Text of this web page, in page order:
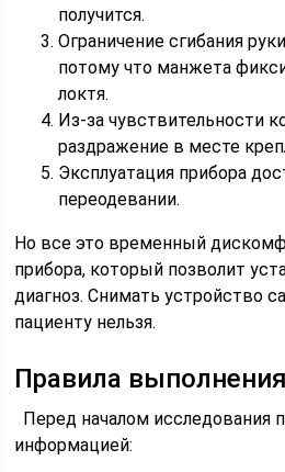
получится.
Ограничение сгибания
потому что манжета
локтя.
Из-за чувствительности
раздражение в месте
Эксплуатация прибора
переодевании.
Но все это временный
прибора, который позволит
диагноз. Снимать устройство
пациенту нельзя.
Правила
Перед началом исследования
информацией: